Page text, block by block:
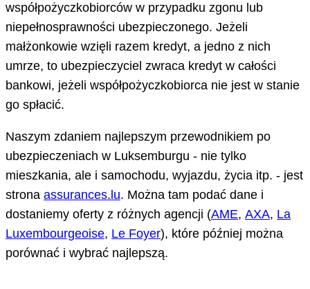
współpożyczkobiorców w przypadku zgonu lub
niepełnosprawności ubezpieczonego. Jeżeli
małżonkowie wzięli razem kredyt, a jedno z nich
umrze, to ubezpieczyciel zwraca kredyt w całości
bankowi, jeżeli współpożyczkobiorca nie jest w stanie
go spłacić.
Naszym zdaniem najlepszym przewodnikiem po
ubezpieczeniach w Luksemburgu - nie tylko
mieszkania, ale i samochodu, wyjazdu, życia itp. - jest
strona assurances.lu. Można tam podać dane i
dostaniemy oferty z różnych agencji (AME, AXA, La
Luxembourgeoise, Le Foyer), które później można
porównać i wybrać najlepszą.